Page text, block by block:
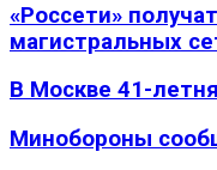
«Россети»
магистральных
В Москве 41-
Минобороны